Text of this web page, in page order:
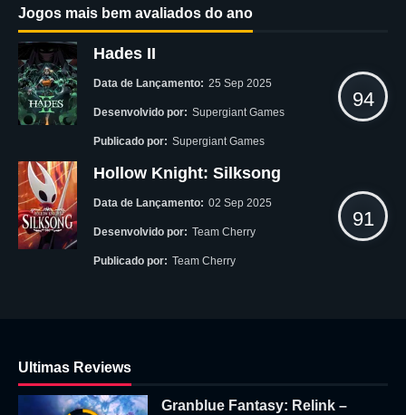
Jogos mais bem avaliados do ano
Hades II
Data de Lançamento: 25 Sep 2025
Desenvolvido por: Supergiant Games
Publicado por: Supergiant Games
94
Hollow Knight: Silksong
Data de Lançamento: 02 Sep 2025
Desenvolvido por: Team Cherry
Publicado por: Team Cherry
91
Ultimas Reviews
Granblue Fantasy: Relink –